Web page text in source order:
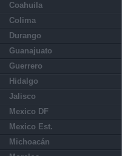
Coahuila
Colima
Durango
Guanajuato
Guerrero
Hidalgo
Jalisco
Mexico DF
Mexico Est.
Michoacán